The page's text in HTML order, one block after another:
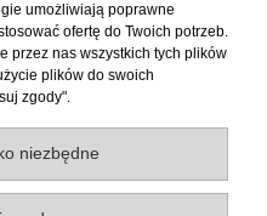
- piątek od 10 do 17 |
| +48 737 333 255
dni i godziny po
chwilę - my poświęcimy
umożliwiają poprawne
ofertę do Twoich potrzeb.
przez nas wszystkich tych plików
plików do swoich
zgody".
niezbędne